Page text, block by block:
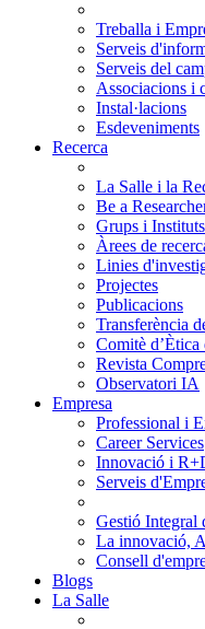
Treballa i
Serveis
Serveis del
Associacions i
Instal·lacions
Esdeveniments
Recerca
La Salle i la
Be a
Grups i Instituts
Àrees de
Linies
Projectes
Publicacions
Transferència
Comitè d’Ètica
Revista
Observatori IA
Empresa
Professional i
Career Services
Innovació i
Serveis
Gestió Integral
La innovació,
Consell
Blogs
La Salle